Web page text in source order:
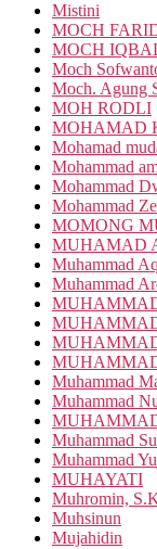
Mistini
MOCH
MOCH
Moch
Moch. Agung
MOH RODLI
MOHAMAD
Mohamad
Mohammad
Mohammad
Mohammad
MOMONG
MUHAMAD
Muhammad
Muhammad
Muhammad
Muhammad
Muhammad
Muhammad
MUHAYATI
Muhromin,
Muhsinun
Mujahidin